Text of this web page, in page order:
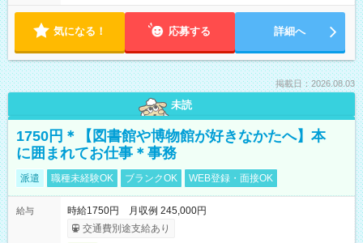
気になる！ 応募する 詳細へ
掲載日：2026.08.03
未読
1750円＊【図書館や博物館が好きなかたへ】本
に囲まれてお仕事＊事務
派遣 職種未経験OK ブランクOK WEB登録・面接OK
給与
時給1750円 月収例 245,000円
交通費別途支給あり